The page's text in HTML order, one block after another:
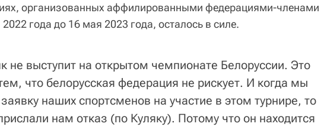
организованных аффилированными федерациями-членами
2022 года до 16 мая 2023 года, осталось в силе.
не выступит на открытом чемпионате Белоруссии. Это
что белорусская федерация не рискует. И когда мы
наших спортсменов на участие в этом турнире, то
нам отказ (по Куляку). Потому что он находится